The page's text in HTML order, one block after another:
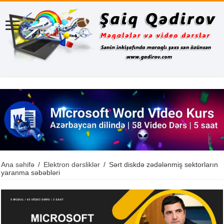
Ana səhifə / Elektron dərsliklər / Sərt diskdə zədələnmiş sektorların
yaranma səbəbləri